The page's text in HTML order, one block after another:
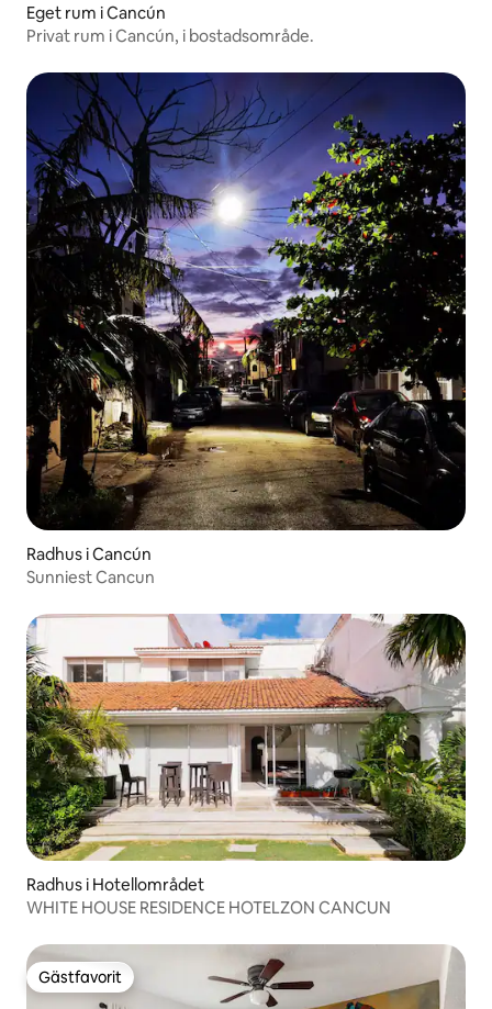
Eget rum i Cancún
Privat rum i Cancún, i bostadsområde.
Radhus i Cancún
Sunniest Cancun
Radhus i Hotellområdet
WHITE HOUSE RESIDENCE HOTELZON CANCUN
Gästfavorit
Gästfavorit